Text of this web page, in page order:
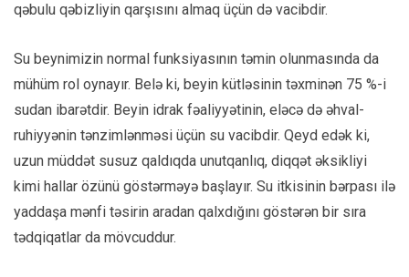
qəbulu qəbizliyin qarşısını almaq üçün də vacibdir.
Su beynimizin normal funksiyasının təmin olunmasında da
mühüm rol oynayır. Belə ki, beyin kütləsinin təxminən 75 %-i
sudan ibarətdir. Beyin idrak fəaliyyətinin, eləcə də əhval-
ruhiyyənin tənzimlənməsi üçün su vacibdir. Qeyd edək ki,
uzun müddət susuz qaldıqda unutqanlıq, diqqət əksikliyi
kimi hallar özünü göstərməyə başlayır. Su itkisinin bərpası ilə
yaddaşa mənfi təsirin aradan qalxdığını göstərən bir sıra
tədqiqatlar da mövcuddur.